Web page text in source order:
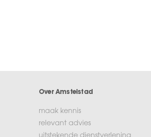
Over Amstelstad
maak kennis
relevant advies